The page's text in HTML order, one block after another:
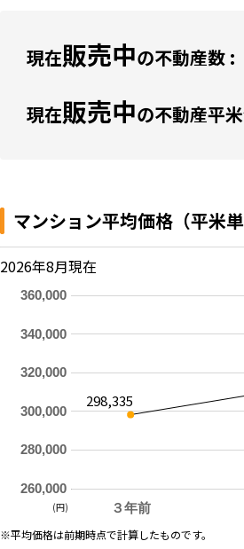
現在販売中の不動産数 :
現在販売中の不動産平
マンション平均価格（平米
2026年8月現在
３年前
260,000
280,000
300,000
320,000
340,000
360,000
298,335
(円)
※平均価格は前期時点で計算したものです。